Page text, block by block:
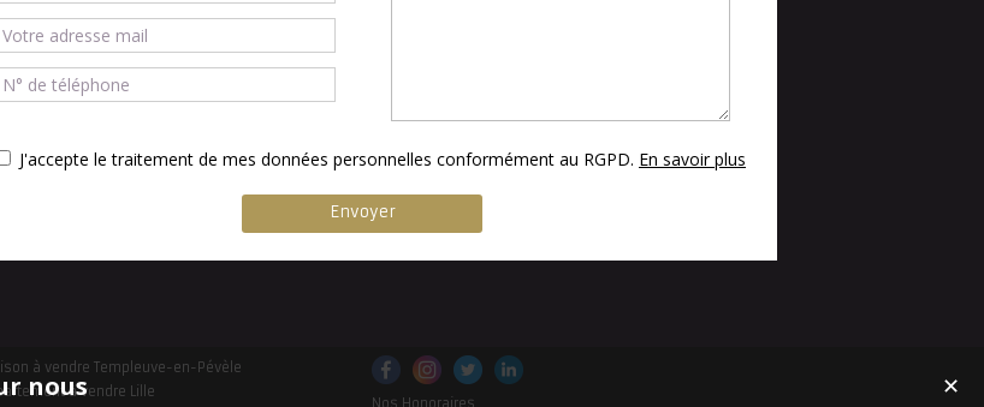
J'accepte le traitement de mes données personnelles conformément au RGPD. En savoir plus
à vendre Templeuve-en-Pévèle
à vendre Lille
Nos Honoraires
✕
nous